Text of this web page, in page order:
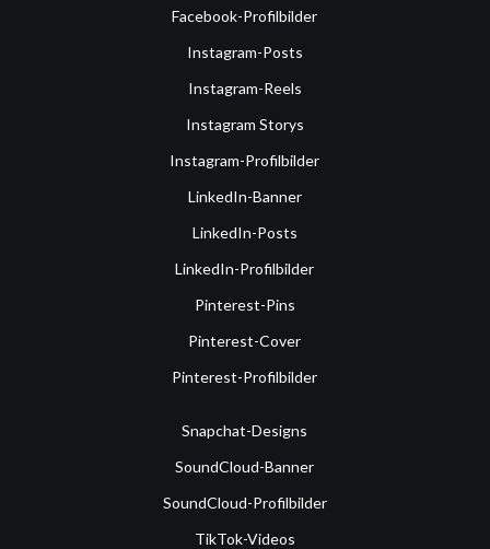
Facebook-Profilbilder
Instagram-Posts
Instagram-Reels
Instagram Storys
Instagram-Profilbilder
LinkedIn-Banner
LinkedIn-Posts
LinkedIn-Profilbilder
Pinterest-Pins
Pinterest-Cover
Pinterest-Profilbilder
Snapchat-Designs
SoundCloud-Banner
SoundCloud-Profilbilder
TikTok-Videos